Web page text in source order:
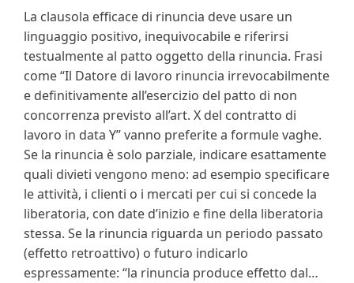
La clausola efficace di rinuncia deve usare un
linguaggio positivo, inequivocabile e riferirsi
testualmente al patto oggetto della rinuncia. Frasi
come “Il Datore di lavoro rinuncia irrevocabilmente
e definitivamente all’esercizio del patto di non
concorrenza previsto all’art. X del contratto di
lavoro in data Y” vanno preferite a formule vaghe.
Se la rinuncia è solo parziale, indicare esattamente
quali divieti vengono meno: ad esempio specificare
le attività, i clienti o i mercati per cui si concede la
liberatoria, con date d’inizio e fine della liberatoria
stessa. Se la rinuncia riguarda un periodo passato
(effetto retroattivo) o futuro indicarlo
espressamente: “la rinuncia produce effetto dal…